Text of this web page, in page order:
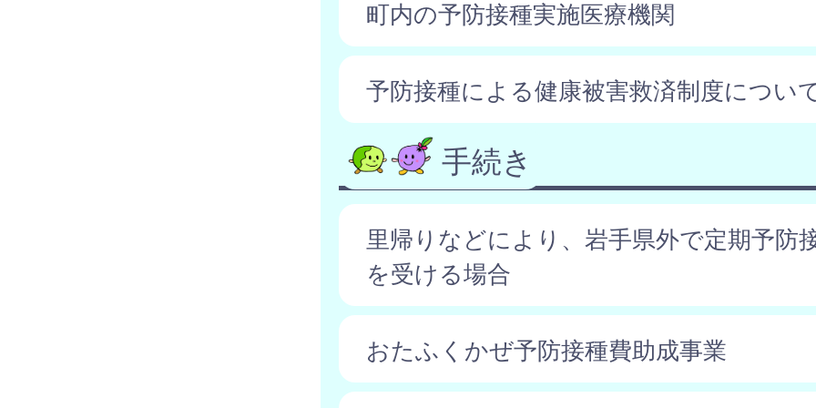
町内の予防接種実施医療機関
予防接種による健康被害救済制度につい
手続き
里帰りなどにより、岩手県外で定期予防
を受ける場合
おたふくかぜ予防接種費助成事業